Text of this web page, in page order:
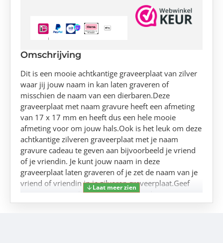
Omschrijving
Dit is een mooie achtkantige graveerplaat van zilver
waar jij jouw naam in kan laten graveren of
misschien de naam van een dierbaren.Deze
graveerplaat met naam gravure heeft een afmeting
van 17 x 17 mm en heeft dus een hele mooie
afmeting voor om jouw hals.Ook is het leuk om deze
achtkantige zilveren graveerplaat met je naam
gravure cadeau te geven aan bijvoorbeeld je vriend
of je vriendin. Je kunt jouw naam in deze
graveerplaat laten graveren of je zet de naam van je
vriend of vriendin in je zilveren graveerplaat.Geef
jouw naam naar keuze op en het wordt er met een
sierlijke letter in gegraveerd.Het is een prachtig